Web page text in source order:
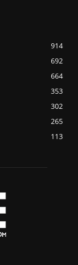
914
692
664
353
302
265
113